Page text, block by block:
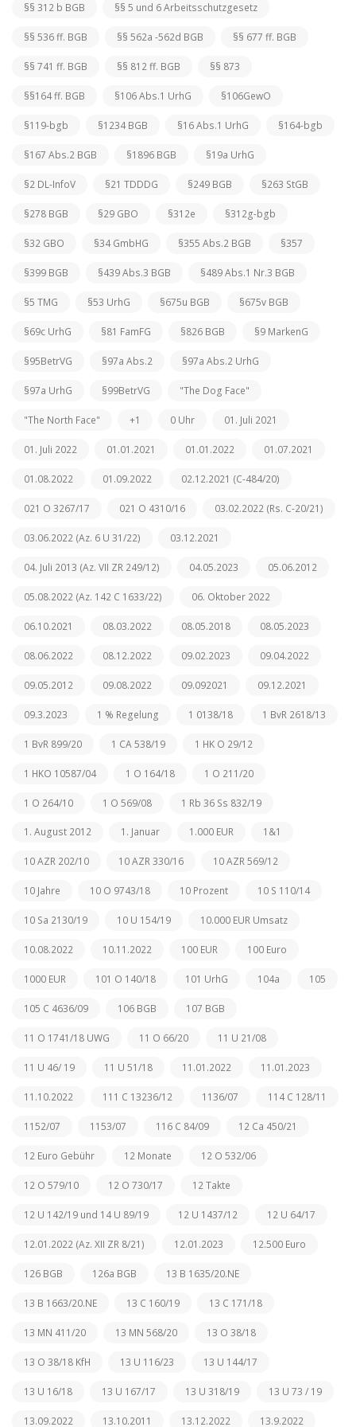
§§ 312 b BGB §§ 5 und 6 Arbeitsschutzgesetz
§§ 536 ff. BGB §§ 562a -562d BGB §§ 677 ff. BGB
§§ 741 ff. BGB §§ 812 ff. BGB §§ 873
§§164 ff. BGB §106 Abs.1 UrhG §106GewO
§119-bgb §1234 BGB §16 Abs.1 UrhG §164-bgb
§167 Abs.2 BGB §1896 BGB §19a UrhG
§2 DL-InfoV §21 TDDDG §249 BGB §263 StGB
§278 BGB §29 GBO §312e §312g-bgb
§32 GBO §34 GmbHG §355 Abs.2 BGB §357
§399 BGB §439 Abs.3 BGB §489 Abs.1 Nr.3 BGB
§5 TMG §53 UrhG §675u BGB §675v BGB
§69c UrhG §81 FamFG §826 BGB §9 MarkenG
§95BetrVG §97a Abs.2 §97a Abs.2 UrhG
§97a UrhG §99BetrVG "The Dog Face"
"The North Face" +1 0 Uhr 01. Juli 2021
01. Juli 2022 01.01.2021 01.01.2022 01.07.2021
01.08.2022 01.09.2022 02.12.2021 (C-484/20)
021 O 3267/17 021 O 4310/16 03.02.2022 (Rs. C-20/21)
03.06.2022 (Az. 6 U 31/22) 03.12.2021
04. Juli 2013 (Az. VII ZR 249/12) 04.05.2023 05.06.2012
05.08.2022 (Az. 142 C 1633/22) 06. Oktober 2022
06.10.2021 08.03.2022 08.05.2018 08.05.2023
08.06.2022 08.12.2022 09.02.2023 09.04.2022
09.05.2012 09.08.2022 09.092021 09.12.2021
09.3.2023 1 % Regelung 1 0138/18 1 BvR 2618/13
1 BvR 899/20 1 CA 538/19 1 HK O 29/12
1 HKO 10587/04 1 O 164/18 1 O 211/20
1 O 264/10 1 O 569/08 1 Rb 36 Ss 832/19
1. August 2012 1. Januar 1.000 EUR 1&1
10 AZR 202/10 10 AZR 330/16 10 AZR 569/12
10 Jahre 10 O 9743/18 10 Prozent 10 S 110/14
10 Sa 2130/19 10 U 154/19 10.000 EUR Umsatz
10.08.2022 10.11.2022 100 EUR 100 Euro
1000 EUR 101 O 140/18 101 UrhG 104a 105
105 C 4636/09 106 BGB 107 BGB
11 O 1741/18 UWG 11 O 66/20 11 U 21/08
11 U 46/ 19 11 U 51/18 11.01.2022 11.01.2023
11.10.2022 111 C 13236/12 1136/07 114 C 128/11
1152/07 1153/07 116 C 84/09 12 Ca 450/21
12 Euro Gebühr 12 Monate 12 O 532/06
12 O 579/10 12 O 730/17 12 Takte
12 U 142/19 und 14 U 89/19 12 U 1437/12 12 U 64/17
12.01.2022 (Az. XII ZR 8/21) 12.01.2023 12.500 Euro
126 BGB 126a BGB 13 B 1635/20.NE
13 B 1663/20.NE 13 C 160/19 13 C 171/18
13 MN 411/20 13 MN 568/20 13 O 38/18
13 O 38/18 KfH 13 U 116/23 13 U 144/17
13 U 16/18 13 U 167/17 13 U 318/19 13 U 73 / 19
13.09.2022 13.10.2011 13.12.2022 13.9.2022